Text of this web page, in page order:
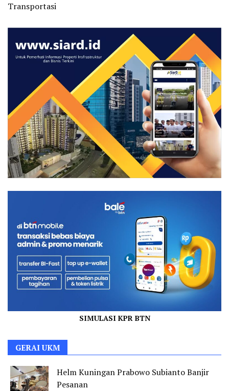
Transportasi
SIMULASI KPR BTN
GERAI UKM
Helm Kuningan Prabowo Subianto Banjir
Pesanan